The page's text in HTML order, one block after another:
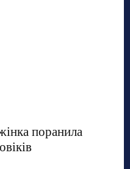
поранила